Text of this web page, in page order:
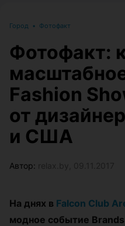
Город • Фотофакт
Фотофакт:
Fashion
от
и США
Автор:
На днях в Falcon Club
модное событие